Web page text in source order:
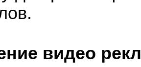
видео